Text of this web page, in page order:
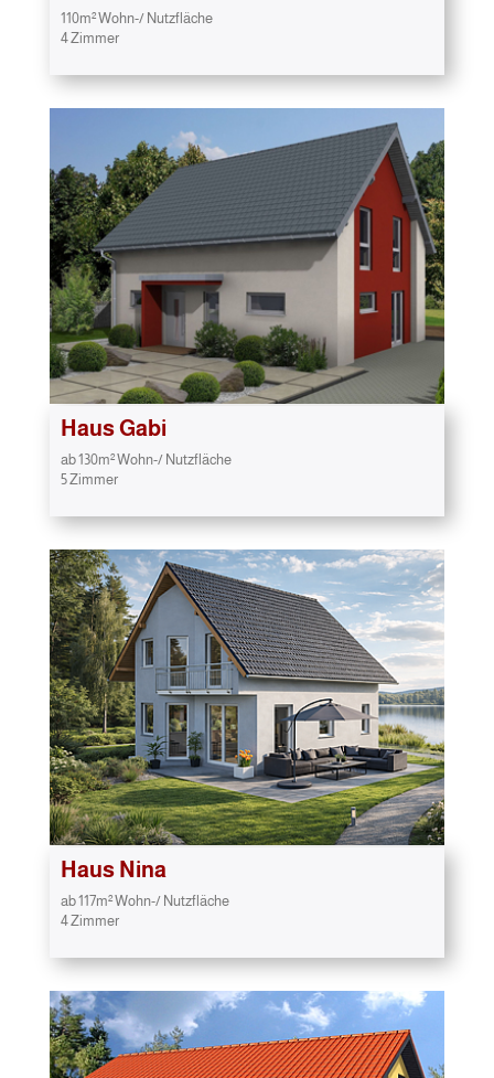
110m² Wohn-/ Nutzfläche
4 Zimmer
Haus Gabi
ab 130m² Wohn-/ Nutzfläche
5 Zimmer
Haus Nina
ab 117m² Wohn-/ Nutzfläche
4 Zimmer